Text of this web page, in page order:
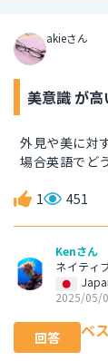
akieさん
美意識 が
外見や美に対
場合英語でど
1 451
Kenさん
ネイティ
2025/05/
回答
ベ